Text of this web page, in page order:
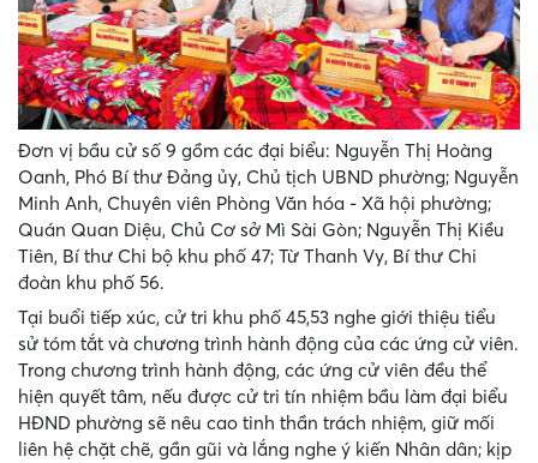
Đơn vị bầu cử số 9 gồm các đại biểu: Nguyễn Thị Hoàng
Oanh, Phó Bí thư Đảng ủy, Chủ tịch UBND phường; Nguyễn
Minh Anh, Chuyên viên Phòng Văn hóa - Xã hội phường;
Quán Quan Diệu, Chủ Cơ sở Mì Sài Gòn; Nguyễn Thị Kiều
Tiên, Bí thư Chi bộ khu phố 47; Từ Thanh Vy, Bí thư Chi
đoàn khu phố 56.
Tại buổi tiếp xúc, cử tri khu phố 45,53 nghe giới thiệu tiểu
sử tóm tắt và chương trình hành động của các ứng cử viên.
Trong chương trình hành động, các ứng cử viên đều thể
hiện quyết tâm, nếu được cử tri tín nhiệm bầu làm đại biểu
HĐND phường sẽ nêu cao tinh thần trách nhiệm, giữ mối
liên hệ chặt chẽ, gần gũi và lắng nghe ý kiến Nhân dân; kịp